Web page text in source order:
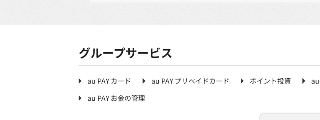
グループサービス
au PAY カード au PAY プリペイドカード ポイント投資
au PAY お金の管理